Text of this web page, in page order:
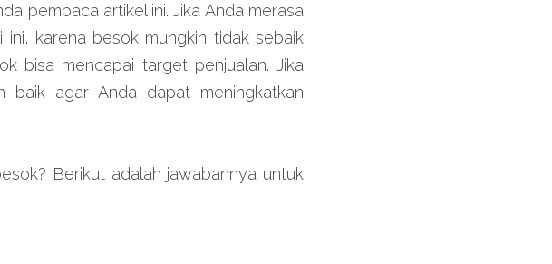
pembaca artikel ini. Jika Anda merasa
karena besok mungkin tidak sebaik
bisa mencapai target penjualan. Jika
agar Anda dapat meningkatkan
Berikut adalah jawabannya untuk